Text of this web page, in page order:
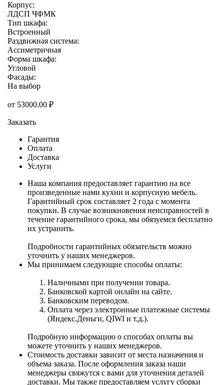
Корпус:
ЛДСП ЧФМК
Тип шкафа:
Встроенный
Раздвижная система:
Ассиметричная
Форма шкафа:
Угловой
Фасады:
На выбор
от 53000.00 ₽
Заказать
Гарантия
Оплата
Доставка
Услуги
Наша компания предоставляет гарантию на все
произведенные нами кухни и корпусную мебель.
Гарантийный срок составляет 2 года с момента
покупки. В случае возникновения неисправностей в
течение гарантийного срока, мы обязуемся бесплатно
их устранить.
Подробности гарантийных обязательств можно
уточнить у наших менеджеров.
Мы принимаем следующие способы оплаты:
Наличными при получении товара.
Банковской картой онлайн на сайте.
Банковским переводом.
Оплата через электронные платежные системы
(Яндекс.Деньги, QIWI и т.д.).
Подробную информацию о способах оплаты вы
можете уточнить у наших менеджеров.
Стоимость доставки зависит от места назначения и
объема заказа. После оформления заказа наши
менеджеры свяжутся с вами для уточнения деталей
доставки. Мы также предоставляем услугу сборки